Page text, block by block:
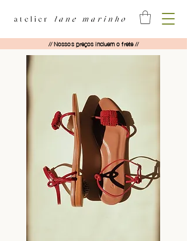
// Nossos preços incluem o frete //